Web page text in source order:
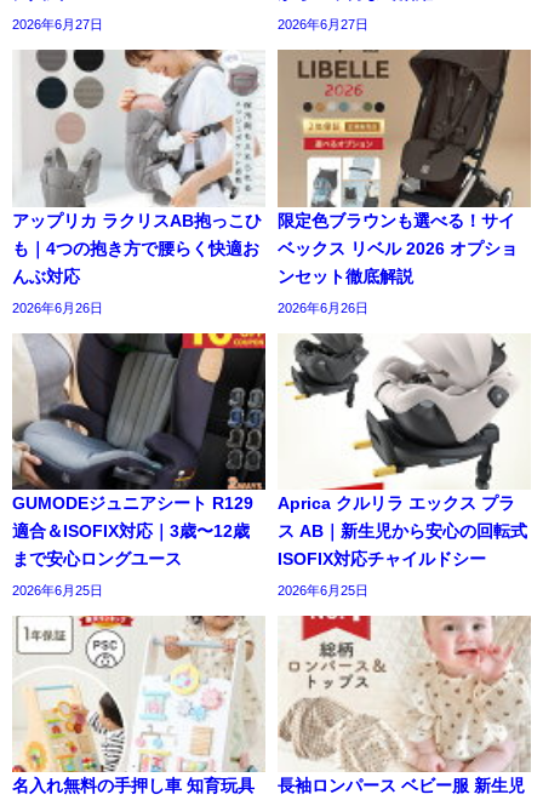
2026年6月27日 2026年6月27日
アップリカ ラクリスAB抱っこひ
も｜4つの抱き方で腰らく快適お
んぶ対応
2026年6月26日
限定色ブラウンも選べる！サイ
ベックス リベル 2026 オプショ
ンセット徹底解説
2026年6月26日
GUMODEジュニアシート R129
適合＆ISOFIX対応｜3歳〜12歳
まで安心ロングユース
2026年6月25日
Aprica クルリラ エックス プラ
ス AB｜新生児から安心の回転式
ISOFIX対応チャイルドシー
2026年6月25日
名入れ無料の手押し車 知育玩具
長袖ロンパース ベビー服 新生児